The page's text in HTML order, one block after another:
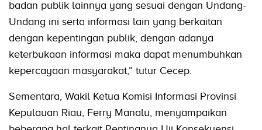
badan publik lainnya yang sesuai dengan Undang-
Undang ini serta informasi lain yang berkaitan
dengan kepentingan publik, dengan adanya
keterbukaan informasi maka dapat menumbuhkan
kepercayaan masyarakat,” tutur Cecep.
Sementara, Wakil Ketua Komisi Informasi Provinsi
Kepulauan Riau, Ferry Manalu, menyampaikan